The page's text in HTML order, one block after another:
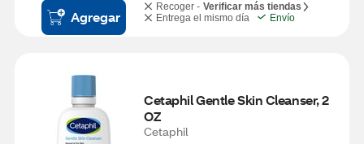
Agregar
Recoger - Verificar más tiendas
Entrega el mismo día
Envío
Cetaphil Gentle Skin Cleanser, 2
OZ
Cetaphil